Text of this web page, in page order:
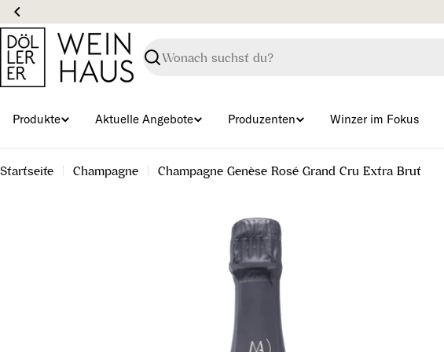
Zum
Inhalt
springen
Suchen
Produkte Aktuelle Angebote Produzenten Winzer im Fokus
Startseite Champagne Champagne Genèse Rosé Grand Cru Extra Brut